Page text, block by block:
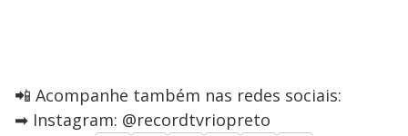
📲 Acompanhe também nas redes sociais:
➡ Instagram: @recordtvriopreto